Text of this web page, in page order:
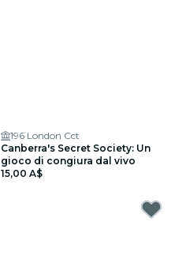
196 London Cct
Canberra's Secret Society: Un
gioco di congiura dal vivo
15,00 A$